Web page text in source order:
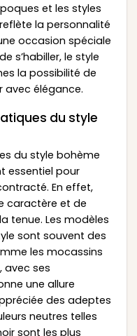
et les styles
la personnalité
occasion spéciale
s’habiller, le style
la possibilité de
avec élégance.
du style
du style bohème
essentiel pour
En effet,
caractère et de
tenue. Les modèles
sont souvent des
les mocassins
avec ses
une allure
des adeptes
neutres telles
sont les plus